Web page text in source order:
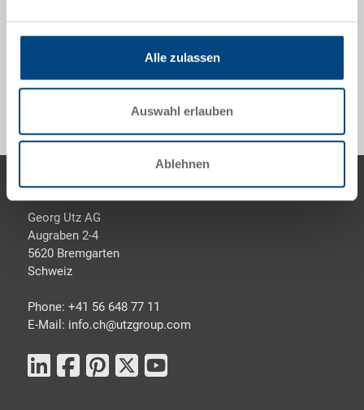
Alle zulassen
Auswahl erlauben
Ablehnen
Schiebebügel, montiert
Footer
Kontaktieren Sie uns
Georg Utz AG
Augraben 2-4
5620 Bremgarten
Schweiz
Phone: +41 56 648 77 11
E-Mail: info.ch@utzgroup.com